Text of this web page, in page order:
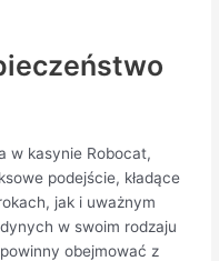
w kasynie Robocat,
podejście, kładące
jak i uważnym
w swoim rodzaju
powinny obejmować z